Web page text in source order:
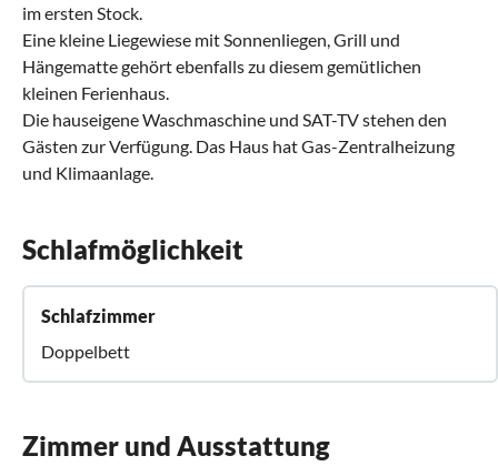
im ersten Stock.
Eine kleine Liegewiese mit Sonnenliegen, Grill und
Hängematte gehört ebenfalls zu diesem gemütlichen
kleinen Ferienhaus.
Die hauseigene Waschmaschine und SAT-TV stehen den
Gästen zur Verfügung. Das Haus hat Gas-Zentralheizung
und Klimaanlage.
Schlafmöglichkeit
Schlafzimmer
Doppelbett
Zimmer und Ausstattung